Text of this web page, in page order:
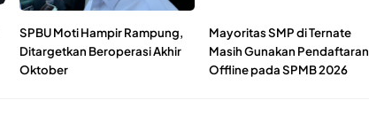
SPBU Moti Hampir Rampung,
Ditargetkan Beroperasi Akhir
Oktober
Mayoritas SMP di Ternate
Masih Gunakan Pendaftaran
Offline pada SPMB 2026